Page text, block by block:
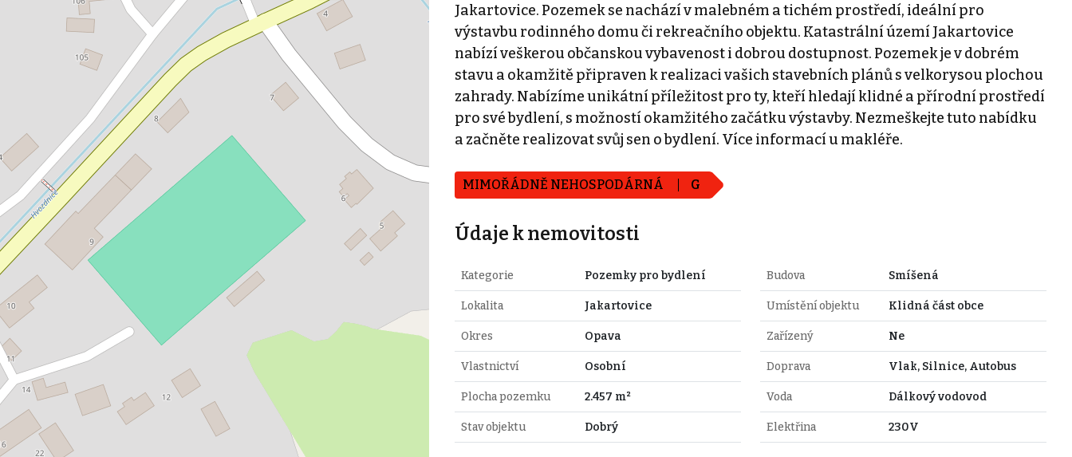
Jakartovice. Pozemek se nachází v malebném a tichém prostředí, ideální pro
výstavbu rodinného domu či rekreačního objektu. Katastrální území Jakartovice
nabízí veškerou občanskou vybavenost i dobrou dostupnost. Pozemek je v dobrém
stavu a okamžitě připraven k realizaci vašich stavebních plánů s velkorysou plochou
zahrady. Nabízíme unikátní příležitost pro ty, kteří hledají klidné a přírodní prostředí
pro své bydlení, s možností okamžitého začátku výstavby. Nezmeškejte tuto nabídku
a začněte realizovat svůj sen o bydlení. Více informací u makléře.
MIMOŘÁDNĚ NEHOSPODÁRNÁ G
Údaje k nemovitosti
Kategorie Pozemky pro bydlení
Lokalita Jakartovice
Okres Opava
Vlastnictví Osobní
Plocha pozemku 2.457 m²
Stav objektu Dobrý
Budova Smíšená
Umístění objektu Klidná část obce
Zařízený Ne
Doprava Vlak, Silnice, Autobus
Voda Dálkový vodovod
Elektřina 230V